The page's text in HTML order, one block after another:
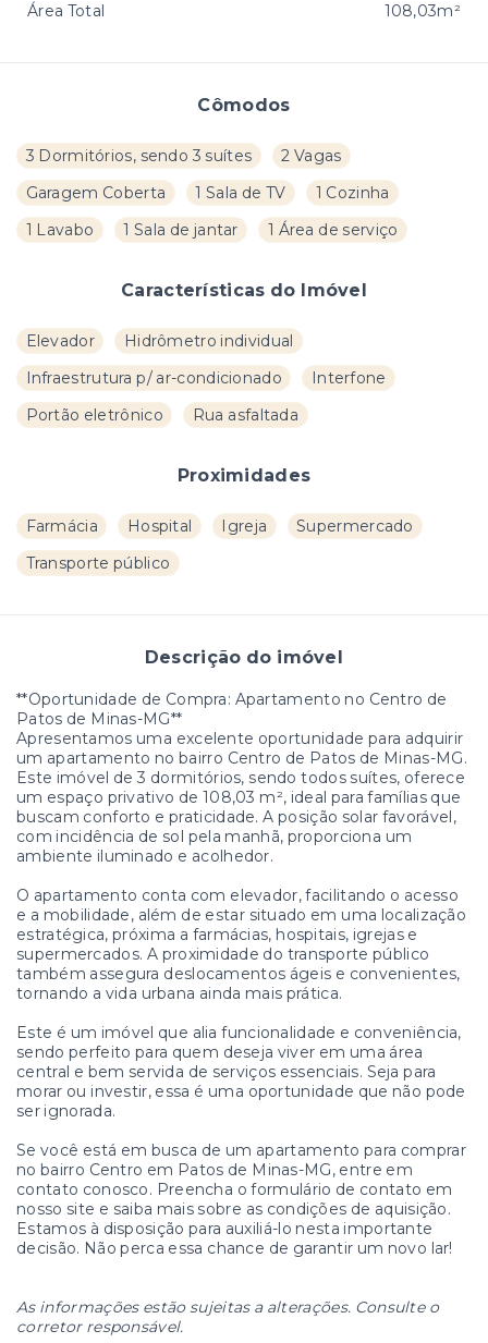
Cômodos
3 Dormitórios, sendo 3 suítes
2 Vagas
Garagem Coberta
1 Sala de TV
1 Cozinha
1 Lavabo
1 Sala de jantar 1 Área de serviço
Características do Imóvel
Elevador
Hidrômetro individual
Infraestrutura p/ ar-condicionado
Interfone
Portão eletrônico
Rua asfaltada
Proximidades
Farmácia Hospital Igreja
Supermercado
Transporte público
Descrição do imóvel
**Oportunidade de Compra: Apartamento no Centro de
Patos de Minas-MG**
Apresentamos uma excelente oportunidade para adquirir
um apartamento no bairro Centro de Patos de Minas-MG.
Este imóvel de 3 dormitórios, sendo todos suítes, oferece
um espaço privativo de 108,03 m², ideal para famílias que
buscam conforto e praticidade. A posição solar favorável,
com incidência de sol pela manhã, proporciona um
ambiente iluminado e acolhedor.
O apartamento conta com elevador, facilitando o acesso
e a mobilidade, além de estar situado em uma localização
estratégica, próxima a farmácias, hospitais, igrejas e
supermercados. A proximidade do transporte público
também assegura deslocamentos ágeis e convenientes,
tornando a vida urbana ainda mais prática.
Este é um imóvel que alia funcionalidade e conveniência,
sendo perfeito para quem deseja viver em uma área
central e bem servida de serviços essenciais. Seja para
morar ou investir, essa é uma oportunidade que não pode
ser ignorada.
Se você está em busca de um apartamento para comprar
no bairro Centro em Patos de Minas-MG, entre em
contato conosco. Preencha o formulário de contato em
nosso site e saiba mais sobre as condições de aquisição.
Estamos à disposição para auxiliá-lo nesta importante
decisão. Não perca essa chance de garantir um novo lar!
As informações estão sujeitas a alterações. Consulte o
corretor responsável.
Área Total
108,03m²